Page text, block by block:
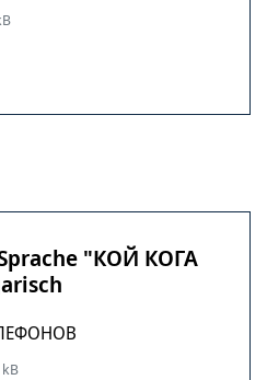
"КОЙ КОГА